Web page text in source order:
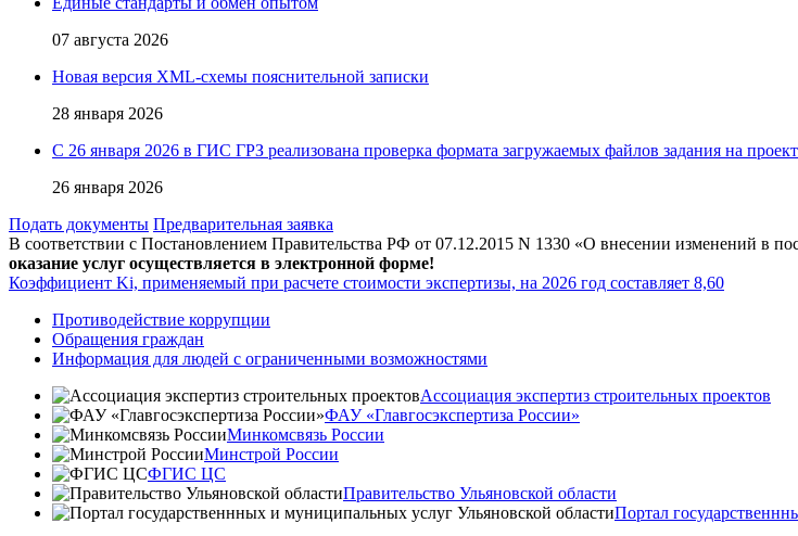
07 августа 2026
Новая версия XML-схемы пояснительной записки
28 января 2026
С 26 января 2026 в ГИС ГРЗ реализована проверка формата загружаемых файлов задания на
26 января 2026
Подать документы Предварительная заявка
В соответствии с Постановлением Правительства РФ от 07.12.2015 N 1330 «О внесении изменений в
оказание услуг осуществляется в электронной форме!
Коэффициент Ki, применяемый при расчете стоимости экспертизы, на 2026 год составляет 8,60
Противодействие коррупции
Обращения граждан
Информация для людей с ограниченными возможностями
Ассоциация экспертиз строительных проектов
ФАУ «Главгосэкспертиза России»
Минкомсвязь России
Минстрой России
ФГИС ЦС
Правительство Ульяновской области
Портал